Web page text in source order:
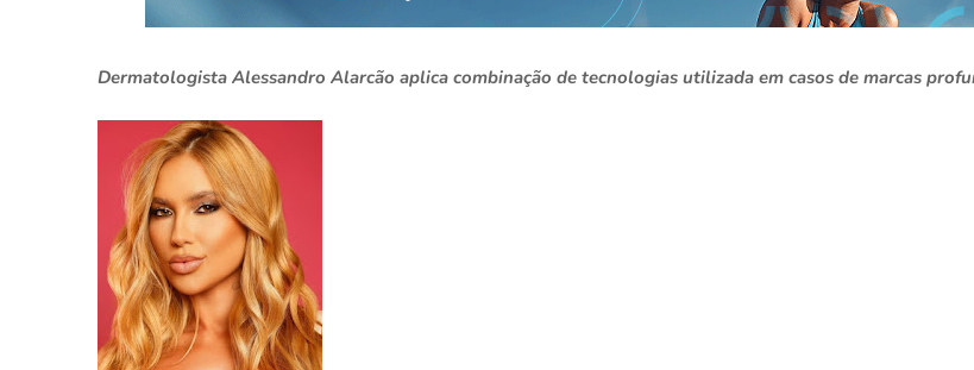
Dermatologista Alessandro Alarcão aplica combinação de tecnologias utilizada em casos de marcas